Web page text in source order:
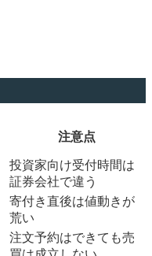
注意点
投資家向け受付時間は
証券会社で違う
寄付き直後は値動きが
荒い
注文予約はできても売